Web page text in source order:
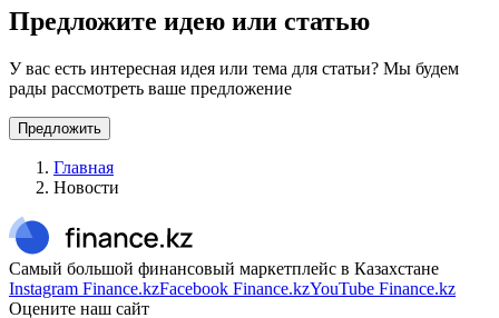
Предложите идею или статью
У вас есть интересная идея или тема для статьи? Мы будем
рады рассмотреть ваше предложение
Предложить
Главная
Новости
Самый большой финансовый маркетплейс в Казахстане
Instagram Finance.kzFacebook Finance.kzYouTube Finance.kz
Оцените наш сайт